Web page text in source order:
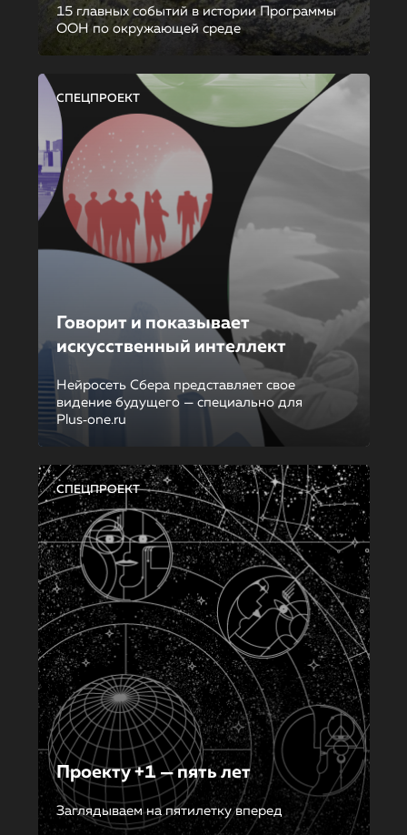
15 главных событий в истории Программы
ООН по окружающей среде
СПЕЦПРОЕКТ
Говорит и показывает
искусственный интеллект
Нейросеть Сбера представляет свое
видение будущего — специально для
Plus‑one.ru
СПЕЦПРОЕКТ
Проекту +1 — пять лет
Заглядываем на пятилетку вперед